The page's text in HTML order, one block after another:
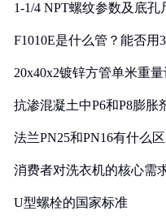
1-1/4 NPT螺纹参数及底孔
F1010E是什么管？能否用
20x40x2镀锌方管单米重
抗渗混凝土中P6和P8膨胀
法兰PN25和PN16有什么区
消费者对洗衣机的核心需
U型螺栓的国家标准